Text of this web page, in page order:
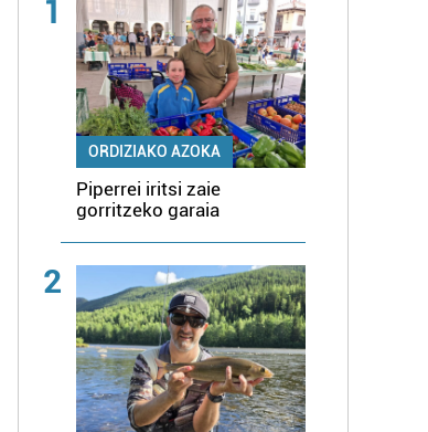
1
ORDIZIAKO AZOKA
Piperrei iritsi zaie
gorritzeko garaia
2